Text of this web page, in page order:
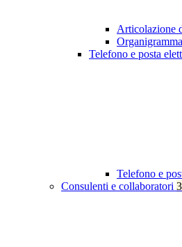
Articolazione
Organigramma
Telefono e posta
Telefono e
Consulenti e collaboratori